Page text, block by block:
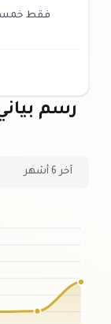
فقط
رسم
آخر 6 أشهر